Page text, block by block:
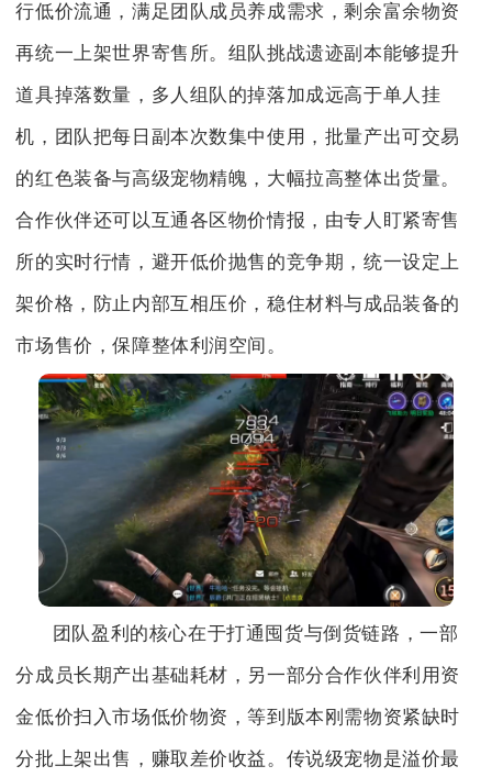
行低价流通，满足团队成员养成需求，剩余富余物资
再统一上架世界寄售所。组队挑战遗迹副本能够提升
道具掉落数量，多人组队的掉落加成远高于单人挂
机，团队把每日副本次数集中使用，批量产出可交易
的红色装备与高级宠物精魄，大幅拉高整体出货量。
合作伙伴还可以互通各区物价情报，由专人盯紧寄售
所的实时行情，避开低价抛售的竞争期，统一设定上
架价格，防止内部互相压价，稳住材料与成品装备的
市场售价，保障整体利润空间。
团队盈利的核心在于打通囤货与倒货链路，一部
分成员长期产出基础耗材，另一部分合作伙伴利用资
金低价扫入市场低价物资，等到版本刚需物资紧缺时
分批上架出售，赚取差价收益。传说级宠物是溢价最